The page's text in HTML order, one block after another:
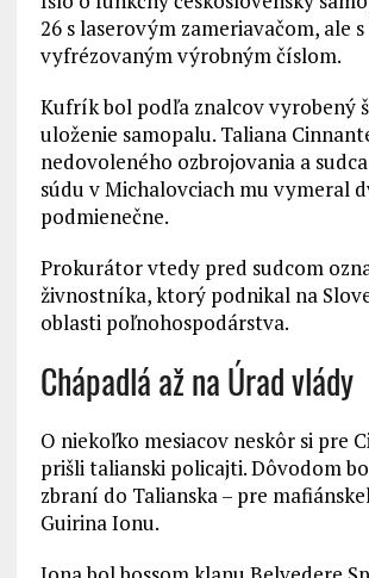
26 s laserovým zameriavačom, ale s
vyfrézovaným výrobným číslom.
Kufrík bol podľa znalcov vyrobený
uloženie samopalu. Taliana
nedovoleného ozbrojovania a
súdu v Michalovciach mu vymeral
podmienečne.
Prokurátor vtedy pred sudcom
živnostníka, ktorý podnikal na
oblasti poľnohospodárstva.
Chápadlá až na Úrad vlády
O niekoľko mesiacov neskôr si pre
prišli talianski policajti. Dôvodom
zbraní do Talianska – pre
Guirina Ionu.